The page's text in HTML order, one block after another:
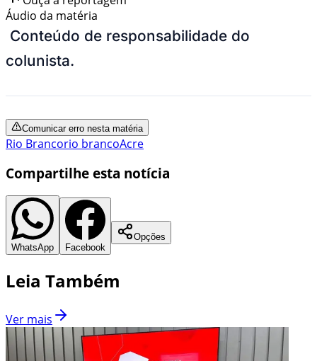
Áudio da matéria
Conteúdo de responsabilidade do
colunista.
Comunicar erro nesta matéria
Rio Brancorio brancoAcre
Compartilhe esta notícia
WhatsApp Facebook
Opções
Leia Também
Ver mais